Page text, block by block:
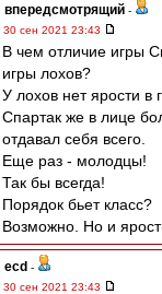
впередсмотрящий -
30 сен 2021 23:43
В чем отличие игры
игры лохов?
У лохов нет ярости в
Спартак же в лице
отдавал себя всего.
Еще раз - молодцы!
Так бы всегда!
Порядок бьет класс?
Возможно. Но и
ecd -
30 сен 2021 23:43